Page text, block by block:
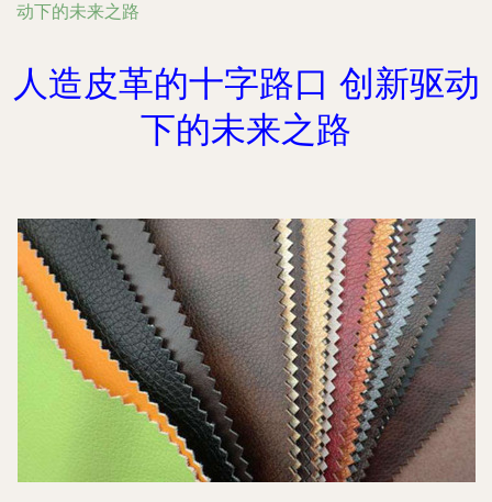
动下的未来之路
人造皮革的十字路口 创新驱动
下的未来之路